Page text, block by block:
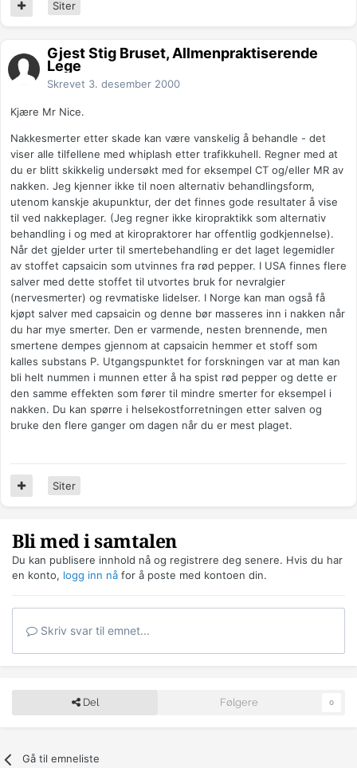
Siter
Gjest Stig Bruset, Allmenpraktiserende
Lege
Skrevet 3. desember 2000
Kjære Mr Nice.
Nakkesmerter etter skade kan være vanskelig å behandle - det
viser alle tilfellene med whiplash etter trafikkuhell. Regner med at
du er blitt skikkelig undersøkt med for eksempel CT og/eller MR av
nakken. Jeg kjenner ikke til noen alternativ behandlingsform,
utenom kanskje akupunktur, der det finnes gode resultater å vise
til ved nakkeplager. (Jeg regner ikke kiropraktikk som alternativ
behandling i og med at kiropraktorer har offentlig godkjennelse).
Når det gjelder urter til smertebehandling er det laget legemidler
av stoffet capsaicin som utvinnes fra rød pepper. I USA finnes flere
salver med dette stoffet til utvortes bruk for nevralgier
(nervesmerter) og revmatiske lidelser. I Norge kan man også få
kjøpt salver med capsaicin og denne bør masseres inn i nakken når
du har mye smerter. Den er varmende, nesten brennende, men
smertene dempes gjennom at capsaicin hemmer et stoff som
kalles substans P. Utgangspunktet for forskningen var at man kan
bli helt nummen i munnen etter å ha spist rød pepper og dette er
den samme effekten som fører til mindre smerter for eksempel i
nakken. Du kan spørre i helsekostforretningen etter salven og
bruke den flere ganger om dagen når du er mest plaget.
Siter
Bli med i samtalen
Du kan publisere innhold nå og registrere deg senere. Hvis du har
en konto, logg inn nå for å poste med kontoen din.
Skriv svar til emnet...
Del Følgere 0
Gå til emneliste